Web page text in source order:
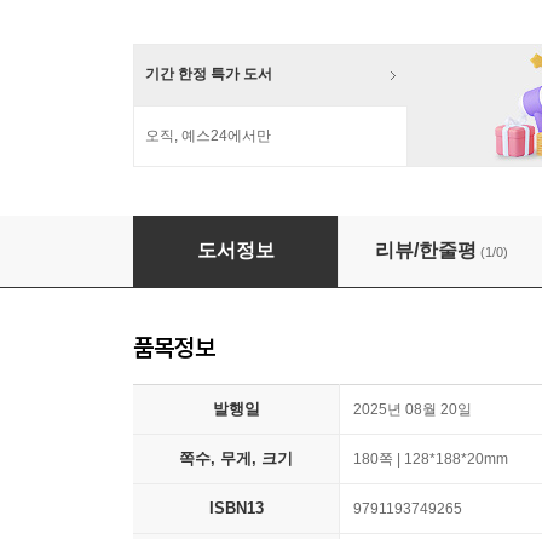
기간 한정 특가 도서
오직, 예스24에서만
나는 욕망에 대해 쓰기로 했다
도서정보 리뷰/한줄평 (1/0)
품목정보
발행일 2025년 08월 20일
쪽수, 무게, 크기 180쪽 | 128*188*20mm
ISBN13 9791193749265